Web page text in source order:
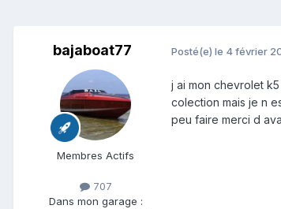
bajaboat77
Membres Actifs
707
Dans mon garage :
Posté(e) le 4 février
j ai mon chevrolet
colection mais je n
peu faire merci d